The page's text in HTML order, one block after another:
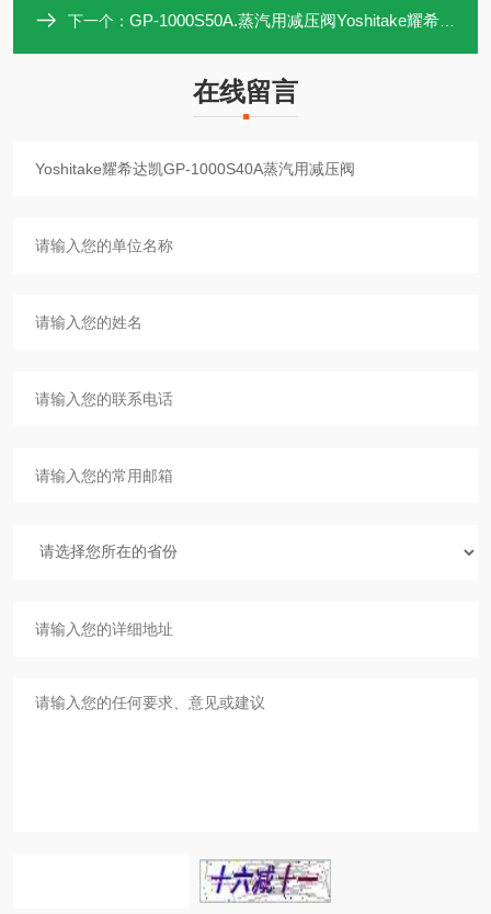
下一个： GP-1000S50A.蒸汽用减压阀Yoshitake耀希达凯GP-1000S50A
在线留言